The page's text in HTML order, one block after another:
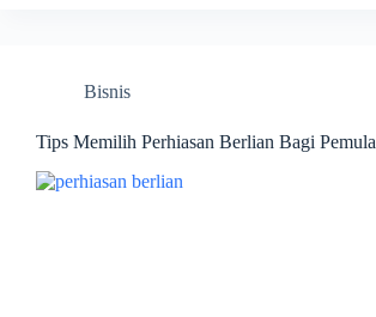
Bisnis
Tips Memilih Perhiasan Berlian Bagi Pemula